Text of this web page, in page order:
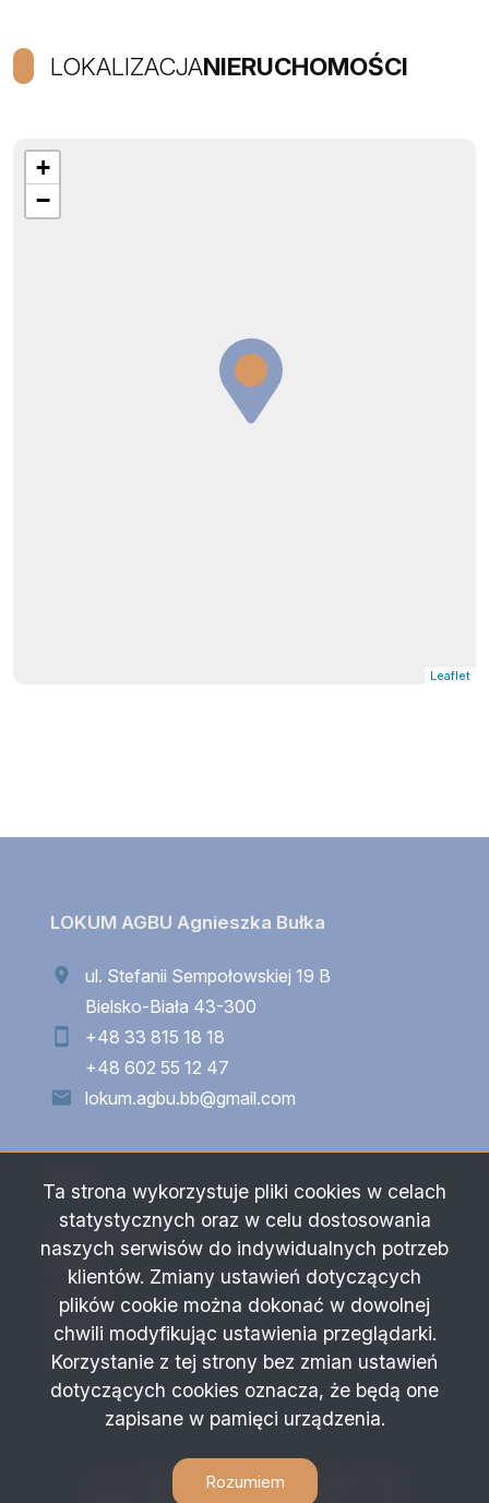
LOKALIZACJANIERUCHOMOŚCI
+
−
Leaflet
LOKUM AGBU Agnieszka Bułka
ul. Stefanii Sempołowskiej 19 B
Bielsko-Biała 43-300
+48 33 815 18 18
+48 602 55 12 47
lokum.agbu.bb@gmail.com
Menu
Strona główna
Oferty
O firmie
Kontakt
Rodo
P.H.U."LOKUM-AGBU" Agnieszka Bułka © 2026
Program dla biur nieruchomości
Galactica Virgo
Ta strona wykorzystuje pliki cookies w celach
statystycznych oraz w celu dostosowania
naszych serwisów do indywidualnych potrzeb
klientów. Zmiany ustawień dotyczących
plików cookie można dokonać w dowolnej
chwili modyfikując ustawienia przeglądarki.
Korzystanie z tej strony bez zmian ustawień
dotyczących cookies oznacza, że będą one
zapisane w pamięci urządzenia.
Rozumiem